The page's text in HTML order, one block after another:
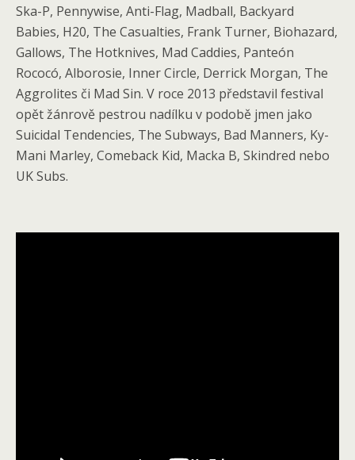
Ska-P, Pennywise, Anti-Flag, Madball, Backyard
Babies, H20, The Casualties, Frank Turner, Biohazard,
Gallows, The Hotknives, Mad Caddies, Panteón
Rococó, Alborosie, Inner Circle, Derrick Morgan, The
Aggrolites či Mad Sin. V roce 2013 představil festival
opět žánrově pestrou nadílku v podobě jmen jako
Suicidal Tendencies, The Subways, Bad Manners, Ky-
Mani Marley, Comeback Kid, Macka B, Skindred nebo
UK Subs.